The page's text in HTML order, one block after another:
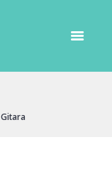
Gitara